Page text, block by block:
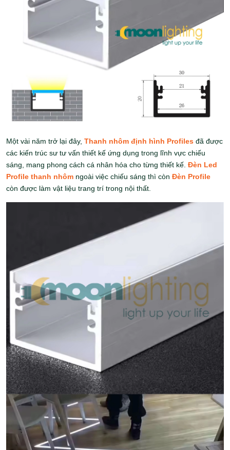
Một vài năm trở lại đây, Thanh nhôm định hình Profiles đã được
các kiến trúc sư tư vấn thiết kế ứng dụng trong lĩnh vực chiếu
sáng, mang phong cách cá nhân hóa cho từng thiết kế. Đèn Led
Profile thanh nhôm ngoài việc chiếu sáng thì còn Đèn Profile
còn được làm vật liệu trang trí trong nội thất.